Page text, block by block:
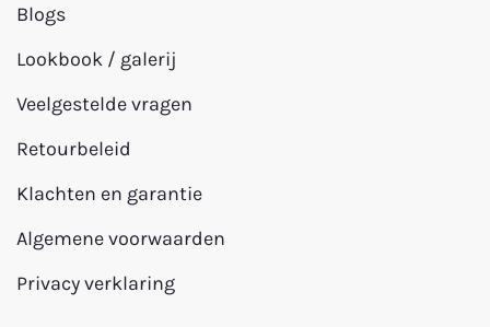
Blogs
Lookbook / galerij
Veelgestelde vragen
Retourbeleid
Klachten en garantie
Algemene voorwaarden
Privacy verklaring